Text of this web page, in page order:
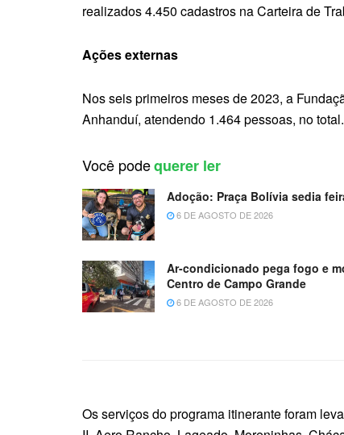
realizados 4.450 cadastros na Carteira de
Ações externas
Nos seis primeiros meses de 2023, a
Anhanduí, atendendo 1.464 pessoas, no total.
Você podequerer ler
Adoção: Praça Bolívia sedia
6 DE AGOSTO DE 2026
Ar-condicionado pega fogo e
Centro de Campo Grande
6 DE AGOSTO DE 2026
Os serviços do programa itinerante foram